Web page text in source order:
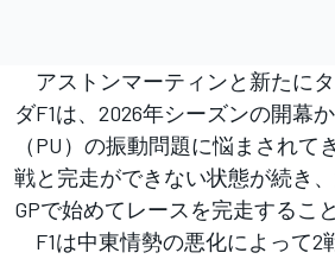
アストンマーティンと新たに
ダF1は、2026年シーズンの開幕
（PU）の振動問題に悩まされて
戦と完走ができない状態が続き
GPで始めてレースを完走するこ
F1は中東情勢の悪化によって2